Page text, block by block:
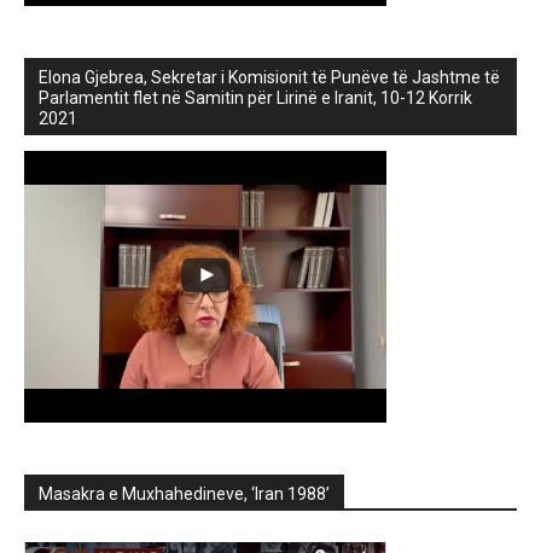
Elona Gjebrea, Sekretar i Komisionit të Punëve të Jashtme të
Parlamentit flet në Samitin për Lirinë e Iranit, 10-12 Korrik
2021
Masakra e Muxhahedineve, ‘Iran 1988’